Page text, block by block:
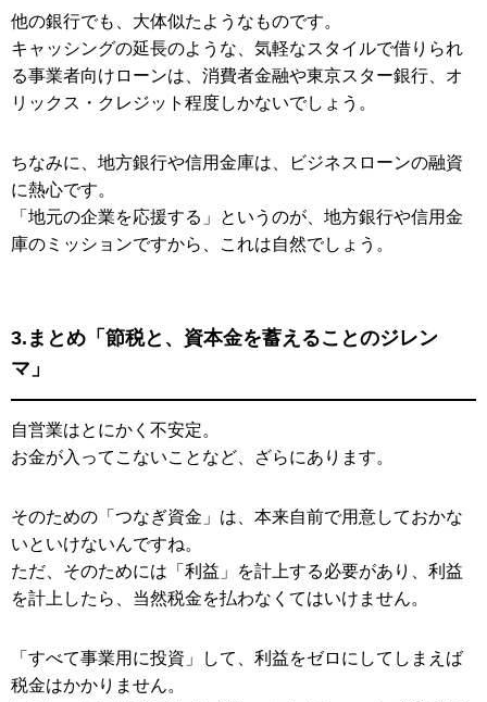
他の銀行でも、大体似たようなものです。
キャッシングの延長のような、気軽なスタイルで借りられ
る事業者向けローンは、消費者金融や東京スター銀行、オ
リックス・クレジット程度しかないでしょう。
ちなみに、地方銀行や信用金庫は、ビジネスローンの融資
に熱心です。
「地元の企業を応援する」というのが、地方銀行や信用金
庫のミッションですから、これは自然でしょう。
3.まとめ「節税と、資本金を蓄えることのジレン
マ」
自営業はとにかく不安定。
お金が入ってこないことなど、ざらにあります。
そのための「つなぎ資金」は、本来自前で用意しておかな
いといけないんですね。
ただ、そのためには「利益」を計上する必要があり、利益
を計上したら、当然税金を払わなくてはいけません。
「すべて事業用に投資」して、利益をゼロにしてしまえば
税金はかかりません。